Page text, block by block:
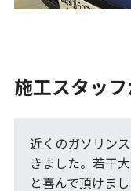
施工スタッ
近くのガソリン
きました。若干
と喜んで頂けま